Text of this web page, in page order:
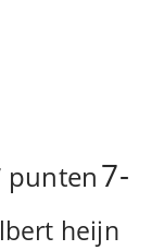
punten7-
heijn